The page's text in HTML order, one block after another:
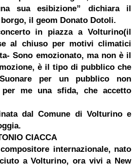
sua esibizione” dichiara il
il geom Donato Dotoli.
in piazza a Volturino(il
al chiuso per motivi climatici
Sono emozionato, ma non è il
è il tipo di pubblico che
per un pubblico non
me una sfida, che accetto
dal Comune di Volturino e
CIACCA
internazionale, nato
a Volturino, ora vivi a New